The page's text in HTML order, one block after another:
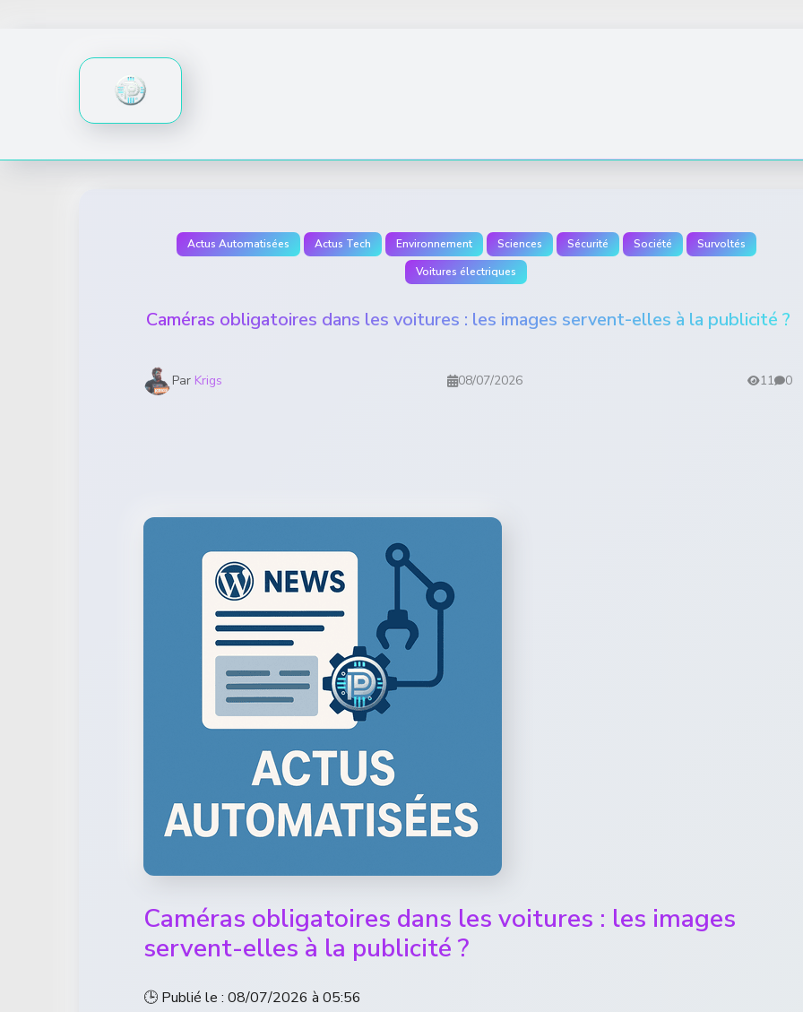
Actus Automatisées Actus Tech Environnement Sciences Sécurité Société
Survoltés
Voitures électriques
Caméras obligatoires dans les voitures : les images servent-elles à la publicité ?
Par Krigs 08/07/2026 11 0
Caméras obligatoires dans les voitures : les images
servent-elles à la publicité ?
🕒 Publié le : 08/07/2026 à 05:56